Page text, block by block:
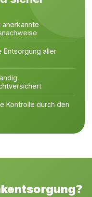
anerkannte
Entsorgung aller
Kontrolle durch den